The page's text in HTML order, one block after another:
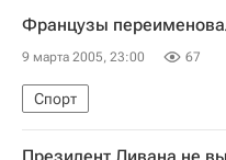
Французы
9 марта 2005, 23:00 67
Спорт